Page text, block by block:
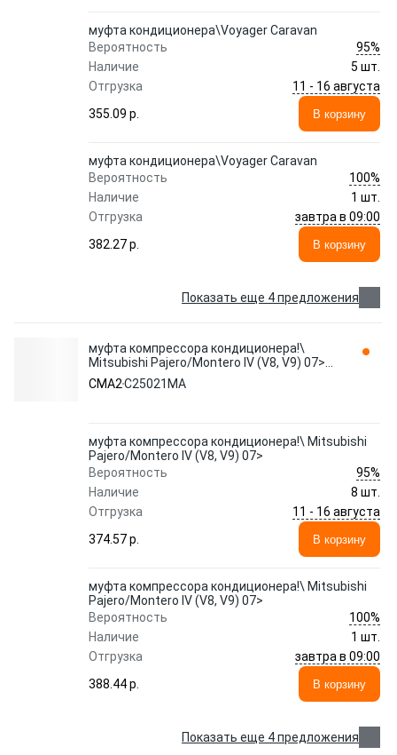
муфта кондиционера\Voyager Caravan
Вероятность
95%
Наличие
5 шт.
Отгрузка
11 - 16 августа
355.09 p.
В корзину
муфта кондиционера\Voyager Caravan
Вероятность
100%
Наличие
1 шт.
Отгрузка
завтра в 09:00
382.27 p.
В корзину
Показать еще 4 предложения
муфта компрессора кондиционера!\
Mitsubishi Pajero/Montero IV (V8, V9) 07>
C25021MA CMA2
CMA2C25021MA
муфта компрессора кондиционера!\ Mitsubishi
Pajero/Montero IV (V8, V9) 07>
Вероятность
95%
Наличие
8 шт.
Отгрузка
11 - 16 августа
374.57 p.
В корзину
муфта компрессора кондиционера!\ Mitsubishi
Pajero/Montero IV (V8, V9) 07>
Вероятность
100%
Наличие
1 шт.
Отгрузка
завтра в 09:00
388.44 p.
В корзину
Показать еще 4 предложения